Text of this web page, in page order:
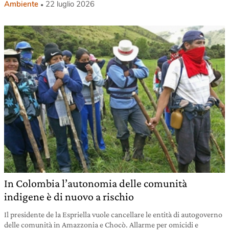
Ambiente 22 luglio 2026
In Colombia l’autonomia delle comunità
indigene è di nuovo a rischio
Il presidente de la Espriella vuole cancellare le entità di autogoverno
delle comunità in Amazzonia e Chocò. Allarme per omicidi e